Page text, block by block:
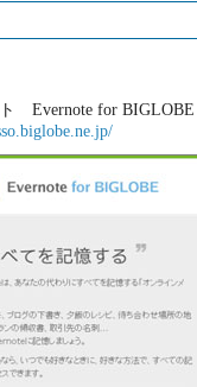
Evernote for BIGLOBE